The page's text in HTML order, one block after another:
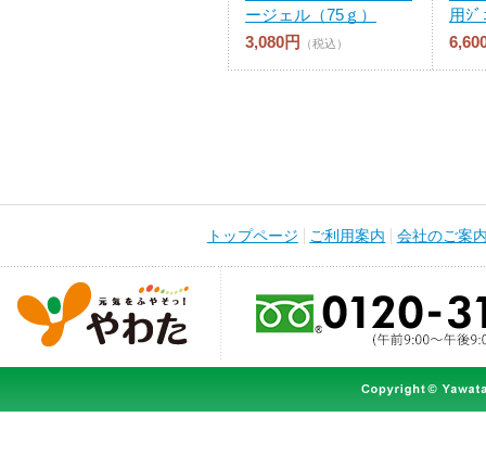
ージェル（75ｇ）
3,080円
（税込）
用ｼ
トップページ ご利用案内 会社のご案